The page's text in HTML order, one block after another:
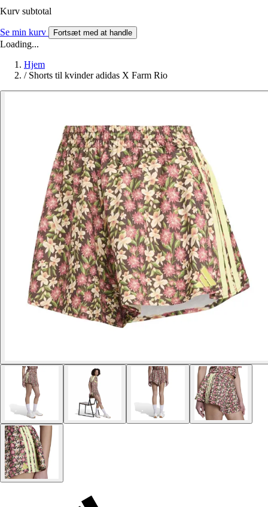
Kurv subtotal
Se min kurv Fortsæt med at handle
Loading...
Hjem
/ Shorts til kvinder adidas X Farm Rio